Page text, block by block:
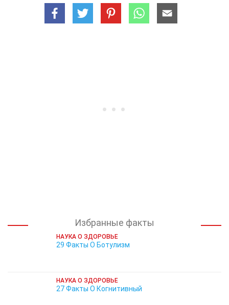
Избранные факты
НАУКА О ЗДОРОВЬЕ
29 Факты О Ботулизм
НАУКА О ЗДОРОВЬЕ
27 Факты О Когнитивный